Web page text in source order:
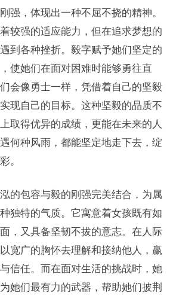
强，体现出一种不屈不挠的精神。
较强的适应能力，但在追求梦想的
到各种挫折。毅字赋予她们坚定的
使她们在面对困难时能够勇往直
会像勇士一样，凭借着自己的坚毅
现自己的目标。这种坚毅的品质不
取得优异的成绩，更能在未来的人
何种风雨，都能坚定地走下去，绽
。
的包容与毅的刚强完美结合，为属
独特的气质。它寓意着女孩既有如
，又具备坚韧不拔的意志。在人际
宽广的胸怀去理解和接纳他人，赢
信任。而在面对生活的挑战时，她
她们最有力的武器，帮助她们披荆